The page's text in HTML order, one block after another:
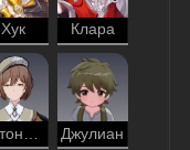
Хук Клара
Джулиан